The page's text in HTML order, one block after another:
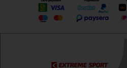
Информация